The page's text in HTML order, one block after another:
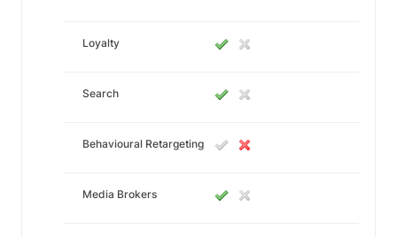
Loyalty
Search
Behavioural Retargeting
Media Brokers